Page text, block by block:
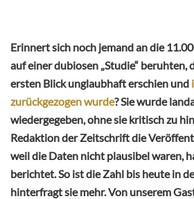
Erinnert sich noch jemand an die
auf einer dubiosen „Studie“ beruhten,
ersten Blick unglaubhaft erschien und
zurückgezogen wurde? Sie wurde
wiedergegeben, ohne sie kritisch zu
Redaktion der Zeitschrift die
weil die Daten nicht plausibel waren,
berichtet. So ist die Zahl bis heute in
hinterfragt sie mehr. Von unserem